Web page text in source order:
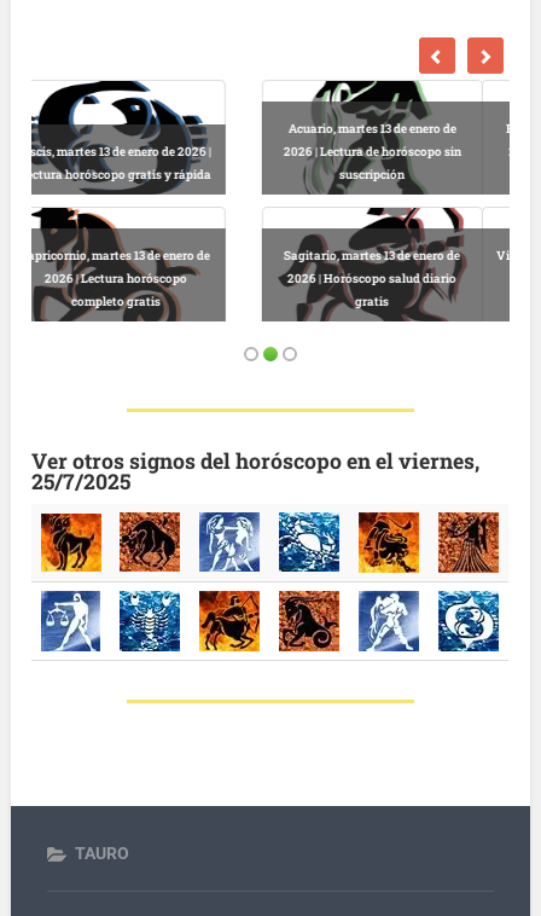
Escorpio, martes 13 de enero de
2026 | Horóscopo gratis hoy y
completo
Libra, martes 13 de enero de 2026 |
Lectura horóscopo online
Virgo, martes 13 de enero de 2026 |
Predicciones astrológicas
gratuitas hoy
Leo, martes 13 de enero de 2026 |
Horóscopo completo y gratuito
Ver otros signos del horóscopo en el viernes,
25/7/2025
TAURO